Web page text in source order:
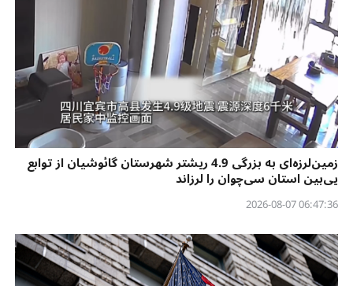
زمین‌لرزه‌ای به بزرگی 4.9 ریشتر شهرستان گائوشیان از توابع
یی‌بین استان سی‌چوان را لرزاند
06:47:36 2026-08-07